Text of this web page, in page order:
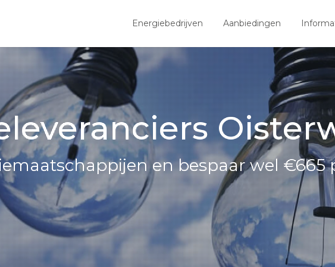
Energiebedrijven Aanbiedingen
en bespaar wel €665